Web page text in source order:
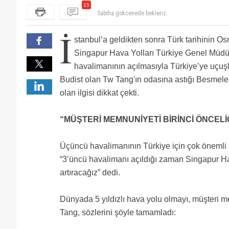
15
Sabiha gokcenede bekleriz.
karşılamadan uğurlamaya kadar ekip arı gibi
iyiydi. Kısacası Singapur 7milyon nüfusu olan
yapıyorlar milyar dolar değerinde. Arı gibi
kez gittim umarım tekrar gitmek nasip olur inşallah.
singapur airlines ne ya ucsa nolur ucmasa
gider hergun singapira bi ucak dolusu???kara para
Singapore hava yolları 3.havalimani açılsın airbus
5 havayolu ndan bir tanesidir..
Adama helal olsun...Atanır atanmaz bu ülkenin
@ ? Arkadaş rezil ederim derken kendin olmuşsun
Singapur'a kim gider demiş adam :) haritadan
ekonomik olarak. Bilmeden araştırmadan konuşmak
THY nin Malezya havayollarinin hissesini almasi
THY Malezya dan Amerika ya Avrupa ya baglanti
pahaliya tasiyor, ticaret 300. Ucagi aldik boyadikla
Tgs'de çalışıyorum, SingApour Eyirlayns'da alım var
İ stanbul’a geldikten sonra Türk tarihinin
Singapur Hava Yolları Türkiye Genel
havalimanının açılmasıyla Türkiye’ye
Budist olan Tw Tang'ın odasına astığı
olan ilgisi dikkat çekti.
“MÜŞTERİ MEMNUNİYETİ BİRİNCİ
Üçüncü havalimanının Türkiye için çok
“3’üncü havalimanı açıldığı zaman Singapur
artıracağız” dedi.
Dünyada 5 yıldızlı hava yolu olmayı, müşteri
Tang, sözlerini şöyle tamamladı: